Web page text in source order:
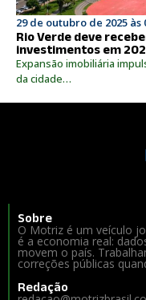
29 de outubro de 2025 às
Rio Verde deve
investimentos em
Expansão imobiliária
da cidade…
Sobre
O Motriz é um veículo
é a economia real:
movem o país.
correções públicas
Redação